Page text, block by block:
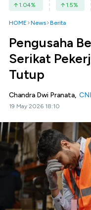
1.04% 1.5%
HOME News Berita
Pengusaha
Serikat
Tutup
Chandra Dwi Pranata,
19 May 2026 18:10